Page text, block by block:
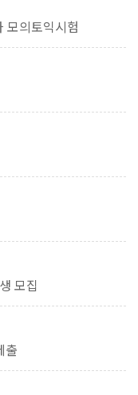
모의토익시험
모집
출